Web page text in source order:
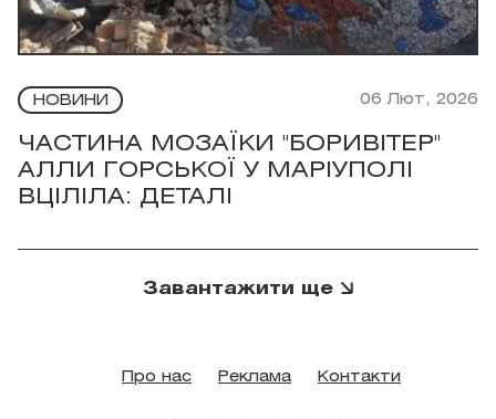
НОВИНИ 06 Лют, 2026
ЧАСТИНА МОЗАЇКИ "БОРИВІТЕР"
АЛЛИ ГОРСЬКОЇ У МАРІУПОЛІ
ВЦІЛІЛА: ДЕТАЛІ
Завантажити ще
Про нас Реклама Контакти